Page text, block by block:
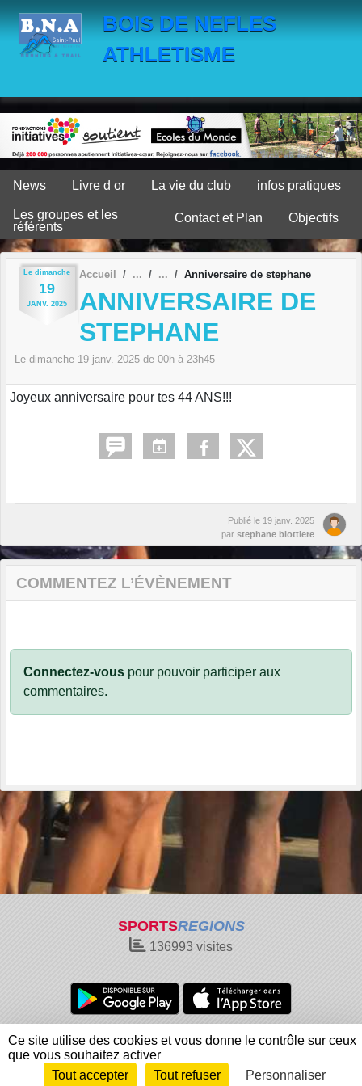
BOIS DE NEFLES
ATHLETISME
News Livre d or La vie du club infos pratiques
Les groupes et les
référents
Contact et Plan Objectifs
Le dimanche
19
JANV. 2025
Accueil Anniversaire de stephane
ANNIVERSAIRE DE
STEPHANE
Le dimanche 19 janv. 2025 de 00h à 23h45
Joyeux anniversaire pour tes 44 ANS!!!
Publié le 19 janv. 2025
par stephane blottiere
COMMENTEZ L’ÉVÈNEMENT
Connectez-vous pour pouvoir participer aux
commentaires.
SPORTSREGIONS
136993 visites
Charte cookies
Gestion des cookies
Informations légales
Signaler un contenu inapproprié
Envie de participer ?
Connexion
Ce site utilise des cookies et vous donne le contrôle sur ceux
que vous souhaitez activer
Tout accepter
Tout refuser Personnaliser